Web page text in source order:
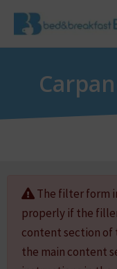
The filter form
properly if the
content section of
the main content